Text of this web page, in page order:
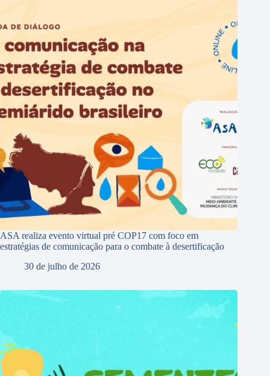
ASA realiza evento virtual pré COP17 com foco em
estratégias de comunicação para o combate à desertificação
30 de julho de 2026